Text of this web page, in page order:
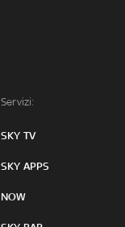
Servizi:
SKY TV
SKY APPS
NOW